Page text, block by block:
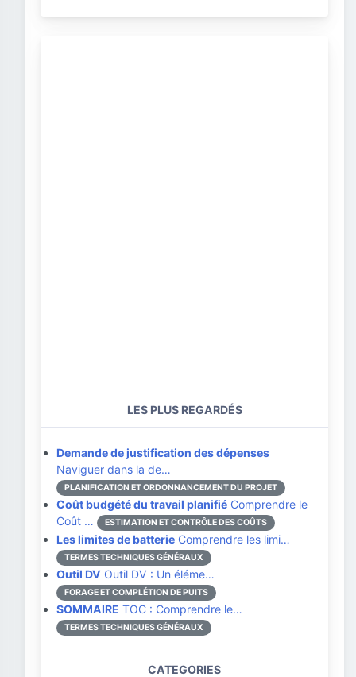
LES PLUS REGARDÉS
Demande de justification des dépenses
Naviguer dans la de…
PLANIFICATION ET ORDONNANCEMENT DU PROJET
Coût budgété du travail planifié Comprendre le
Coût …
ESTIMATION ET CONTRÔLE DES COÛTS
Les limites de batterie Comprendre les limi…
TERMES TECHNIQUES GÉNÉRAUX
Outil DV Outil DV : Un éléme…
FORAGE ET COMPLÉTION DE PUITS
SOMMAIRE TOC : Comprendre le…
TERMES TECHNIQUES GÉNÉRAUX
CATEGORIES